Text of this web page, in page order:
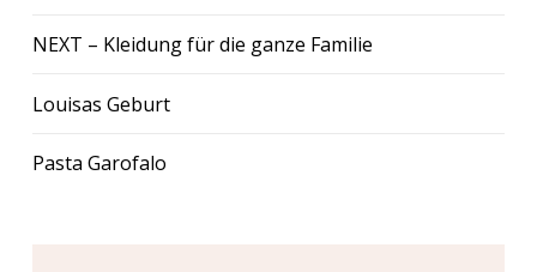
NEXT – Kleidung für die ganze Familie
Louisas Geburt
Pasta Garofalo